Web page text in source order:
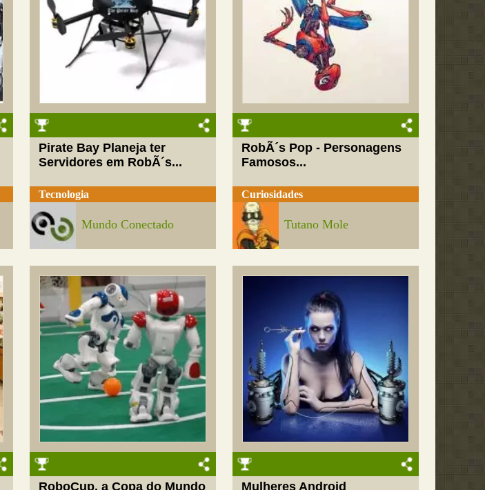
Pirate Bay Planeja ter
Servidores em RobÃ´s...
Tecnologia
Mundo Conectado
RobÃ´s Pop - Personagens
Famosos...
Curiosidades
Tutano Mole
RoboCup, a Copa do Mundo Mulheres Android